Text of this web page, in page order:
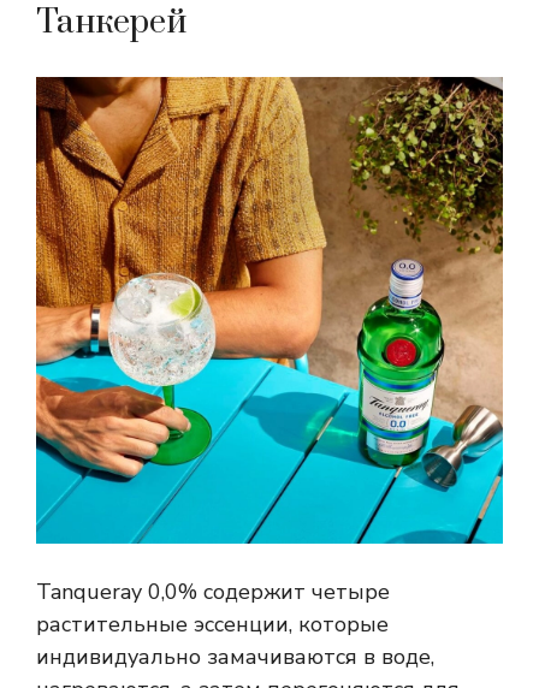
Танкерей
Tanqueray 0,0% содержит четыре
растительные эссенции, которые
индивидуально замачиваются в воде,